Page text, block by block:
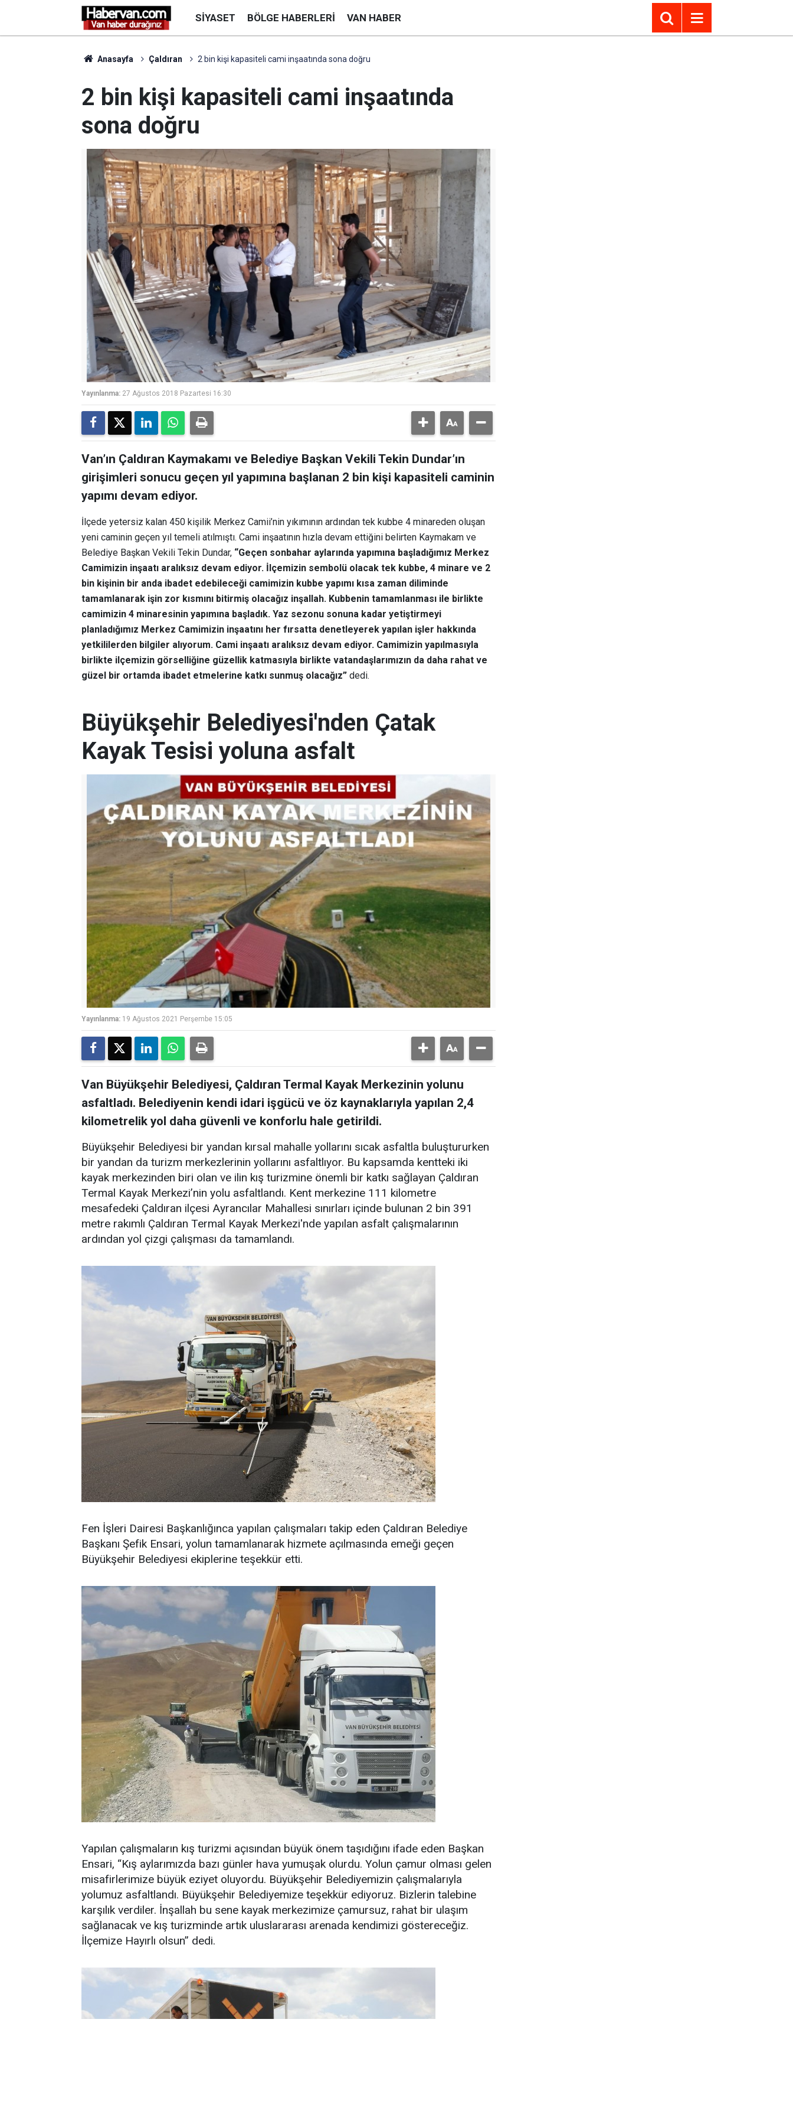
SIYASET BÖLGE HABERLERI VAN HABER
Anasayfa Çaldıran 2 bin kişi kapasiteli cami inşaatında sona doğru
2 bin kişi kapasiteli cami inşaatında
sona doğru
Yayınlanma: 27 Ağustos 2018 Pazartesi 16:30
Van’ın Çaldıran Kaymakamı ve Belediye Başkan Vekili Tekin Dundar’ın
girişimleri sonucu geçen yıl yapımına başlanan 2 bin kişi kapasiteli caminin
yapımı devam ediyor.
İlçede yetersiz kalan 450 kişilik Merkez Camii’nin yıkımının ardından tek kubbe 4 minareden oluşan
yeni caminin geçen yıl temeli atılmıştı. Cami inşaatının hızla devam ettiğini belirten Kaymakam ve
Belediye Başkan Vekili Tekin Dundar, “Geçen sonbahar aylarında yapımına başladığımız Merkez
Camimizin inşaatı aralıksız devam ediyor. İlçemizin sembolü olacak tek kubbe, 4 minare ve 2
bin kişinin bir anda ibadet edebileceği camimizin kubbe yapımı kısa zaman diliminde
tamamlanarak işin zor kısmını bitirmiş olacağız inşallah. Kubbenin tamamlanması ile birlikte
camimizin 4 minaresinin yapımına başladık. Yaz sezonu sonuna kadar yetiştirmeyi
planladığımız Merkez Camimizin inşaatını her fırsatta denetleyerek yapılan işler hakkında
yetkililerden bilgiler alıyorum. Cami inşaatı aralıksız devam ediyor. Camimizin yapılmasıyla
birlikte ilçemizin görselliğine güzellik katmasıyla birlikte vatandaşlarımızın da daha rahat ve
güzel bir ortamda ibadet etmelerine katkı sunmuş olacağız” dedi.
Büyükşehir Belediyesi'nden Çatak
Kayak Tesisi yoluna asfalt
Yayınlanma: 19 Ağustos 2021 Perşembe 15:05
Van Büyükşehir Belediyesi, Çaldıran Termal Kayak Merkezinin yolunu
asfaltladı. Belediyenin kendi idari işgücü ve öz kaynaklarıyla yapılan 2,4
kilometrelik yol daha güvenli ve konforlu hale getirildi.
Büyükşehir Belediyesi bir yandan kırsal mahalle yollarını sıcak asfaltla buluştururken
bir yandan da turizm merkezlerinin yollarını asfaltlıyor. Bu kapsamda kentteki iki
kayak merkezinden biri olan ve ilin kış turizmine önemli bir katkı sağlayan Çaldıran
Termal Kayak Merkezi’nin yolu asfaltlandı. Kent merkezine 111 kilometre
mesafedeki Çaldıran ilçesi Ayrancılar Mahallesi sınırları içinde bulunan 2 bin 391
metre rakımlı Çaldıran Termal Kayak Merkezi'nde yapılan asfalt çalışmalarının
ardından yol çizgi çalışması da tamamlandı.
Fen İşleri Dairesi Başkanlığınca yapılan çalışmaları takip eden Çaldıran Belediye
Başkanı Şefik Ensari, yolun tamamlanarak hizmete açılmasında emeği geçen
Büyükşehir Belediyesi ekiplerine teşekkür etti.
Yapılan çalışmaların kış turizmi açısından büyük önem taşıdığını ifade eden Başkan
Ensari, “Kış aylarımızda bazı günler hava yumuşak olurdu. Yolun çamur olması gelen
misafirlerimize büyük eziyet oluyordu. Büyükşehir Belediyemizin çalışmalarıyla
yolumuz asfaltlandı. Büyükşehir Belediyemize teşekkür ediyoruz. Bizlerin talebine
karşılık verdiler. İnşallah bu sene kayak merkezimize çamursuz, rahat bir ulaşım
sağlanacak ve kış turizminde artık uluslararası arenada kendimizi göstereceğiz.
İlçemize Hayırlı olsun” dedi.